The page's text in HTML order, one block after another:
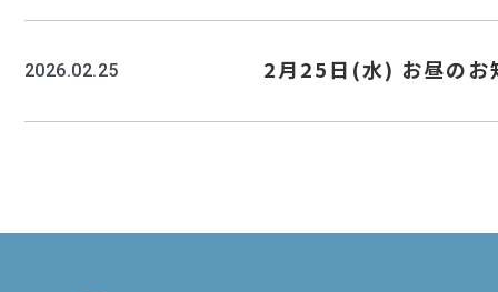
2026.02.25 2月25日(水) お昼のお